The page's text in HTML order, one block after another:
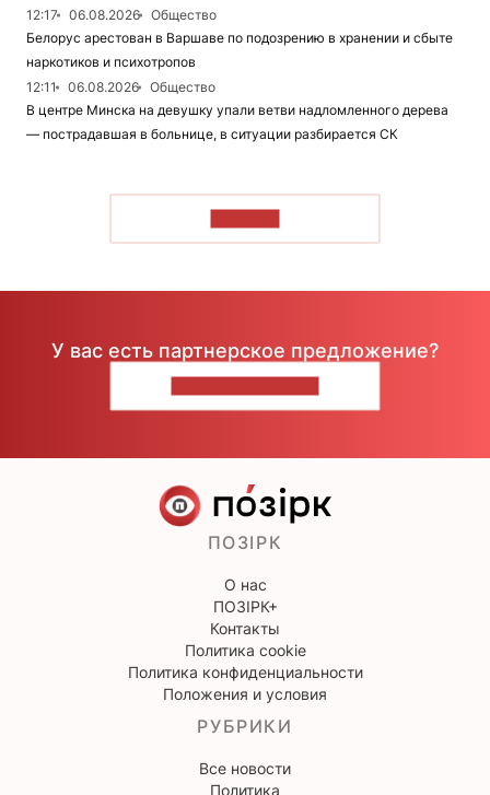
12:17
06.08.2026
Общество
Белорус арестован в Варшаве по подозрению в хранении и сбыте
наркотиков и психотропов
12:11
06.08.2026
Общество
В центре Минска на девушку упали ветви надломленного дерева
— пострадавшая в больнице, в ситуации разбирается СК
У вас есть партнерское предложение?
ПОЗІРК
О нас
ПОЗІРК+
Контакты
Политика cookie
Политика конфиденциальности
Положения и условия
РУБРИКИ
Все новости
Политика